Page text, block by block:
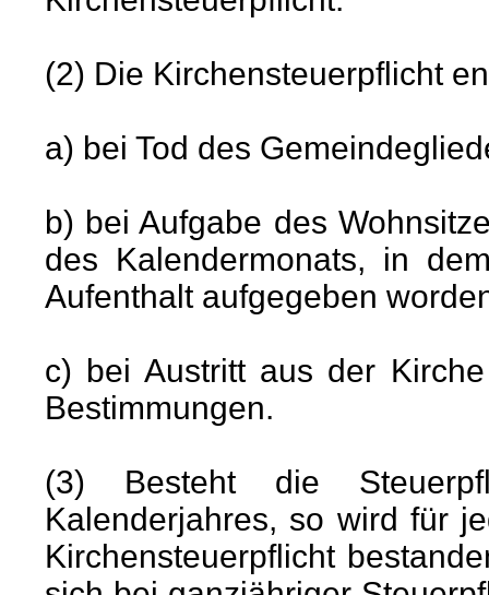
(2) Die Kirchensteuerpflicht
a) bei Tod des
b) bei Aufgabe des
des Kalendermonats, in
Aufenthalt aufgegeben
c) bei Austritt aus der
Bestimmungen.
(3) Besteht die
Kalenderjahres, so wird für
Kirchensteuerpflicht